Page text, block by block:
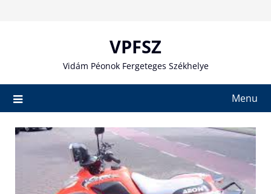
VPFSZ
Vidám Péonok Fergeteges Székhelye
Menu